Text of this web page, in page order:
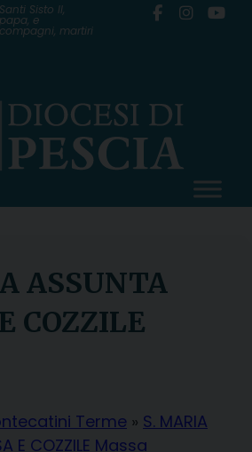
Santi Sisto II,
papa, e
compagni, martiri
ASSUNTA
COZZILE
Terme » S. MARIA
E COZZILE Massa